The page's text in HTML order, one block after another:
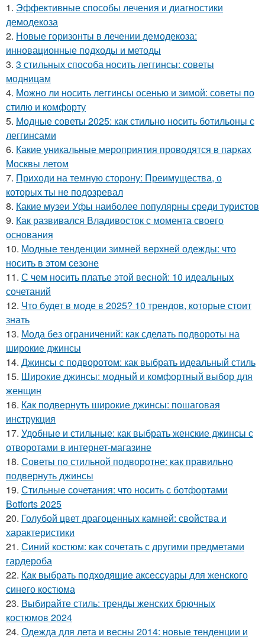
1. Эффективные способы лечения и диагностики
демодекоза
2. Новые горизонты в лечении демодекоза:
инновационные подходы и методы
3. 3 стильных способа носить леггинсы: советы
модницам
4. Можно ли носить леггинсы осенью и зимой: советы по
стилю и комфорту
5. Модные советы 2025: как стильно носить ботильоны с
леггинсами
6. Какие уникальные мероприятия проводятся в парках
Москвы летом
7. Приходи на темную сторону: Преимущества, о
которых ты не подозревал
8. Какие музеи Уфы наиболее популярны среди туристов
9. Как развивался Владивосток с момента своего
основания
10. Модные тенденции зимней верхней одежды: что
носить в этом сезоне
11. С чем носить платье этой весной: 10 идеальных
сочетаний
12. Что будет в моде в 2025? 10 трендов, которые стоит
знать
13. Мода без ограничений: как сделать подвороты на
широкие джинсы
14. Джинсы с подворотом: как выбрать идеальный стиль
15. Широкие джинсы: модный и комфортный выбор для
женщин
16. Как подвернуть широкие джинсы: пошаговая
инструкция
17. Удобные и стильные: как выбрать женские джинсы с
отворотами в интернет-магазине
18. Советы по стильной подворотне: как правильно
подвернуть джинсы
19. Стильные сочетания: что носить с ботфортами
Botforts 2025
20. Голубой цвет драгоценных камней: свойства и
характеристики
21. Синий костюм: как сочетать с другими предметами
гардероба
22. Как выбрать подходящие аксессуары для женского
синего костюма
23. Выбирайте стиль: тренды женских брючных
костюмов 2024
24. Одежда для лета и весны 2014: новые тенденции и